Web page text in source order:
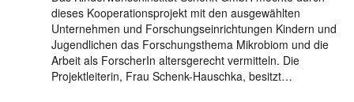
dieses Kooperationsprojekt mit den ausgewählten
Unternehmen und Forschungseinrichtungen Kindern und
Jugendlichen das Forschungsthema Mikrobiom und die
Arbeit als ForscherIn altersgerecht vermitteln. Die
Projektleiterin, Frau Schenk-Hauschka, besitzt…